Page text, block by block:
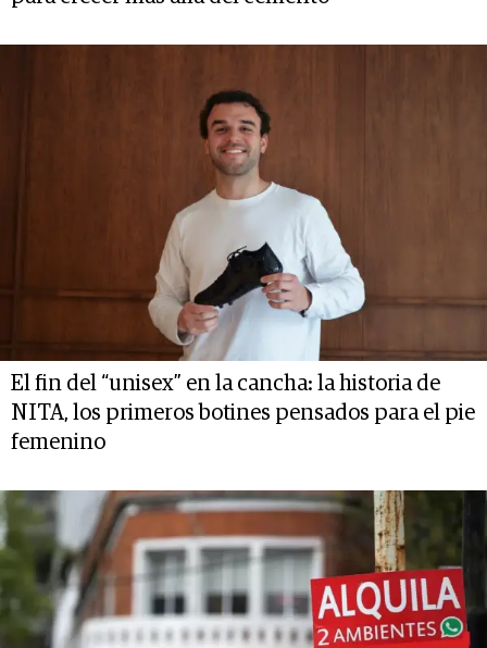
El fin del “unisex” en la cancha: la historia de
NITA, los primeros botines pensados para el pie
femenino